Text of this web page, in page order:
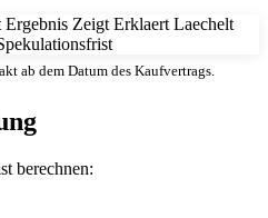
ab dem Datum des Kaufvertrags.
berechnen: